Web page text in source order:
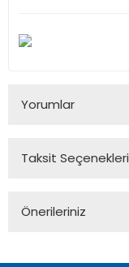
Yorumlar
Taksit Seçenekleri
Önerileriniz